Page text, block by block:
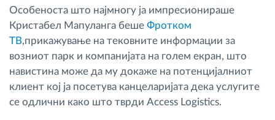
Особеноста што најмногу ја импресионираше
Кристабел Мапуланга беше Фротком
ТВ,прикажување на тековните информации за
возниот парк и компанијата на голем екран, што
навистина може да му докаже на потенцијалниот
клиент кој ја посетува канцеларијата дека услугите
се одлични како што тврди Access Logistics.